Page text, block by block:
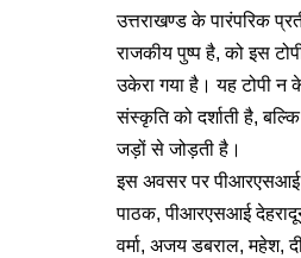
उत्तराखण्ड के पारंपरिक
राजकीय पुष्प है, को इस
उकेरा गया है। यह टोपी न
संस्कृति को दर्शाती है,
जड़ों से जोड़ती है।
इस अवसर पर पीआरएसआई
पाठक, पीआरएसआई
वर्मा, अजय डबराल, महेश,